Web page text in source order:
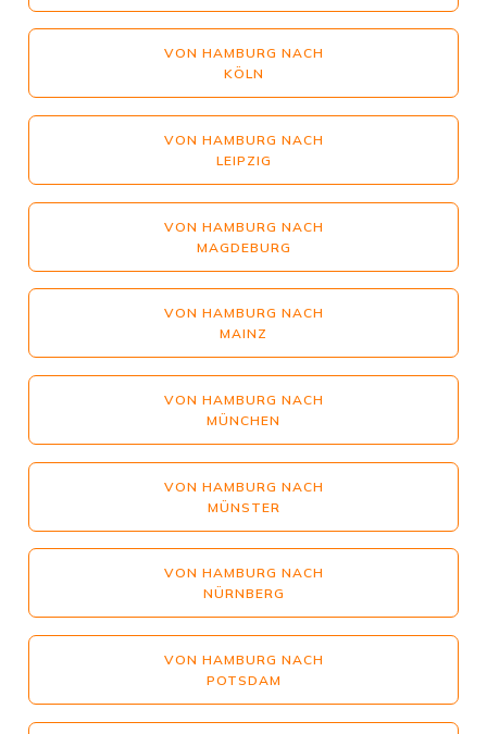
VON HAMBURG NACH
KÖLN
VON HAMBURG NACH
LEIPZIG
VON HAMBURG NACH
MAGDEBURG
VON HAMBURG NACH
MAINZ
VON HAMBURG NACH
MÜNCHEN
VON HAMBURG NACH
MÜNSTER
VON HAMBURG NACH
NÜRNBERG
VON HAMBURG NACH
POTSDAM